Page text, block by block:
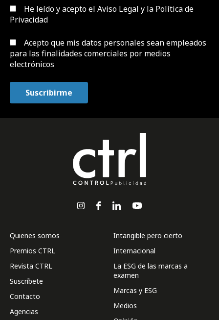
He leído y acepto el Aviso Legal y la Política de
Privacidad
Acepto que mis datos personales sean empleados
para las finalidades comerciales por medios
electrónicos
Quienes somos
Premios CTRL
Revista CTRL
Suscríbete
Contacto
Agencias
Intangible pero cierto
Internacional
La ESG de las marcas a
examen
Marcas y ESG
Medios